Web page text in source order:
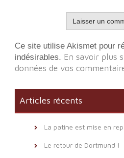
Ce site utilise Akismet pour
indésirables. En savoir plus
données de vos
Articles récents
La patine est mise en
Le retour de Dortmund !